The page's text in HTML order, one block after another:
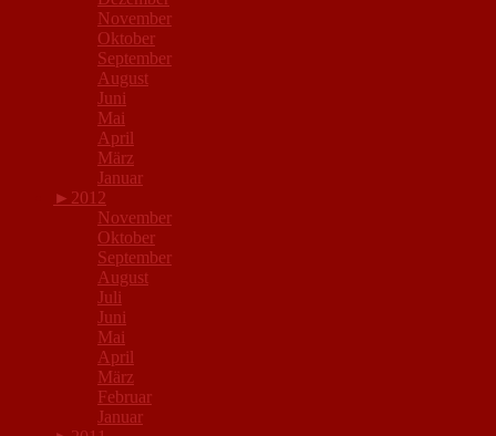
November
Oktober
September
August
Juni
Mai
April
März
Januar
► 2012
November
Oktober
September
August
Juli
Juni
Mai
April
März
Februar
Januar